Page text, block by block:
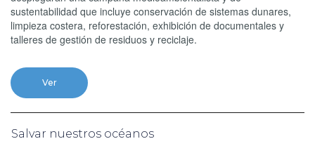
sustentabilidad que incluye conservación de sistemas dunares,
limpieza costera, reforestación, exhibición de documentales y
talleres de gestión de residuos y reciclaje.
Ver
Salvar nuestros océanos